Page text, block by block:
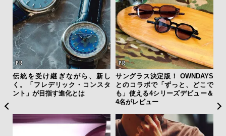
伝統を受け継ぎながら、新し
く。「フレデリック・コンスタ
ント」が目指す進化とは
サングラス決定版！ OWNDAYS
とのコラボで「ずっと、どこで
も」使える4シリーズデビュー＆
4名がレビュー